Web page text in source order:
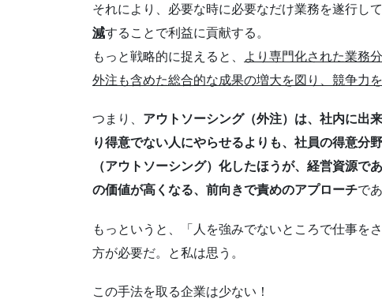
それにより、必要な時に必要なだけ業務を遂行して
減することで利益に貢献する。
もっと戦略的に捉えると、
より専門化された業務
外注も含めた総合的な成果の増大を図り、競争力
つまり、 アウトソーシング（外注）は、社内に出
り得意でない人にやらせるよりも、社員の得意分
（アウトソーシング）化したほうが、経営資源
の価値が高くなる、前向きで責めのアプローチで
もっというと、「人を強みでないところで仕事を
方が必要だ。と私は思う。
この手法を取る企業は少ない！